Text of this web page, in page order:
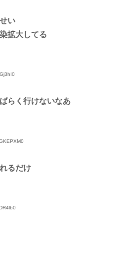
い
拡大してる
らく行けないなあ
るだけ